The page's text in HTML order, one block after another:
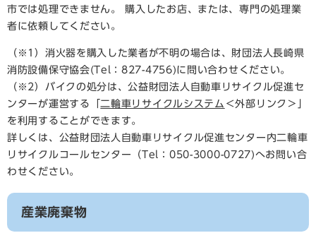
市では処理できません。 購入したお店、または、専門の処理業
者に依頼してください。
（※1）消火器を購入した業者が不明の場合は、財団法人長崎県
消防設備保守協会(Tel：827-4756)に問い合わせください。
（※2）バイクの処分は、公益財団法人自動車リサイクル促進セ
ンターが運営する「二輪車リサイクルシステム ＜外部リンク＞
を利用することができます。
詳しくは、公益財団法人自動車リサイクル促進センター内二輪車
リサイクルコールセンター（Tel：050-3000-0727)へお問い合
わせください。
産業廃棄物